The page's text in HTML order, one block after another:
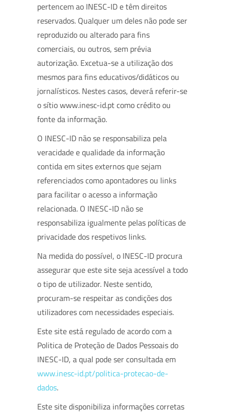
pertencem ao INESC-ID e têm direitos
reservados. Qualquer um deles não pode ser
reproduzido ou alterado para fins
comerciais, ou outros, sem prévia
autorização. Excetua-se a utilização dos
mesmos para fins educativos/didáticos ou
jornalísticos. Nestes casos, deverá referir-se
o sítio www.inesc-id.pt como crédito ou
fonte da informação.
O INESC-ID não se responsabiliza pela
veracidade e qualidade da informação
contida em sites externos que sejam
referenciados como apontadores ou links
para facilitar o acesso a informação
relacionada. O INESC-ID não se
responsabiliza igualmente pelas políticas de
privacidade dos respetivos links.
Na medida do possível, o INESC-ID procura
assegurar que este site seja acessível a todo
o tipo de utilizador. Neste sentido,
procuram-se respeitar as condições dos
utilizadores com necessidades especiais.
Este site está regulado de acordo com a
Politica de Proteção de Dados Pessoais do
INESC-ID, a qual pode ser consultada em
www.inesc-id.pt/politica-protecao-de-
dados.
Este site disponibiliza informações corretas